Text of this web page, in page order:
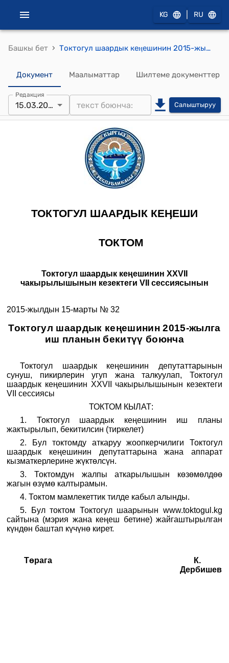
KG RU
Башкы бет › Токтогул шаардык кеӊешинин 2015-жылдын 15-мартындагы № 32 "Токтогул шаардык кеңешинин 2015-жылга иш планын бекитүү жөнүндө" токтому
Документ Маалыматтар Шилтеме документтер
Редакция
15.03.2015 Салыштыруу